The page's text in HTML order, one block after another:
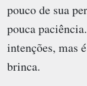
pouco de sua
pouca
intenções, mas
brinca.